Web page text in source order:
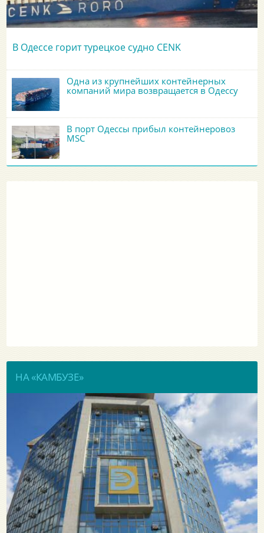
В Одессе горит турецкое судно CENK
Одна из крупнейших контейнерных
компаний мира возвращается в Одессу
В порт Одессы прибыл контейнеровоз
MSC
НА «КАМБУЗЕ»